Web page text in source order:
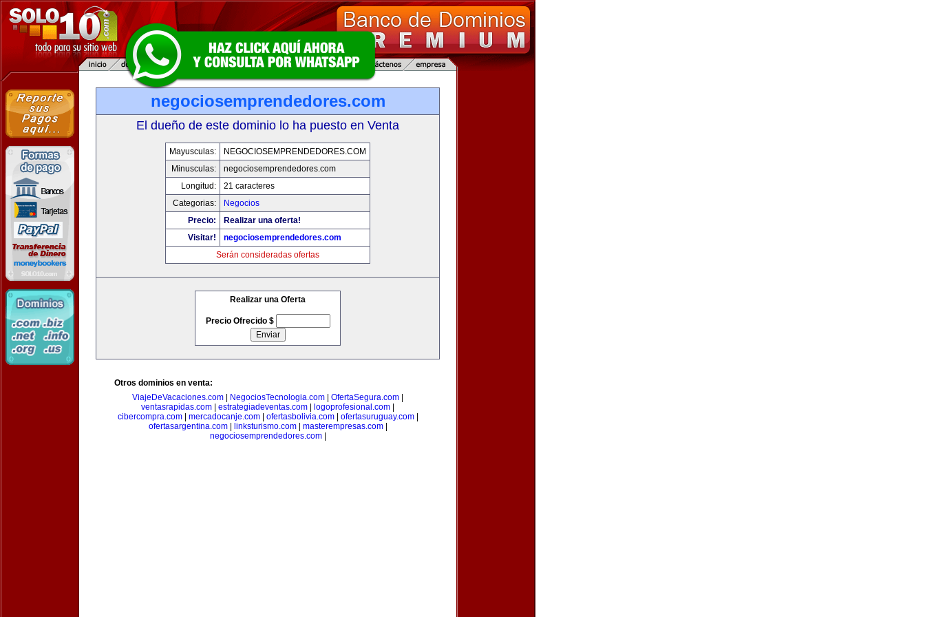
negociosemprendedores.com
El dueño de este dominio lo ha puesto en Venta
Mayusculas:
NEGOCIOSEMPRENDEDORES.COM
Minusculas:
negociosemprendedores.com
Longitud:
21 caracteres
Categorias:
Negocios
Precio:
Realizar una oferta!
Visitar!
negociosemprendedores.com
Serán consideradas ofertas
Realizar una Oferta
Precio Ofrecido $
Otros dominios en venta:
ViajeDeVacaciones.com
NegociosTecnologia.com OfertaSegura.com
ventasrapidas.com
estrategiadeventas.com logoprofesional.com
cibercompra.com| mercadocanje.com| ofertasbolivia.com| ofertasuruguay.com|
ofertasargentina.com| linksturismo.com| masterempresas.com|
negociosemprendedores.com|